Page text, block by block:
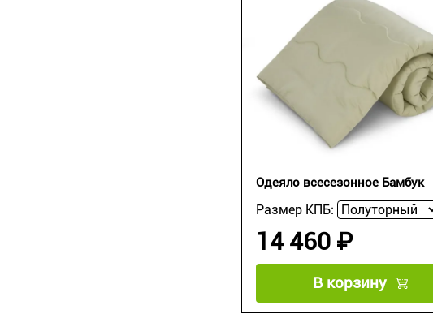
Одеяло всесезонное Бамбук
Размер КПБ:
14 460 ₽
В корзину